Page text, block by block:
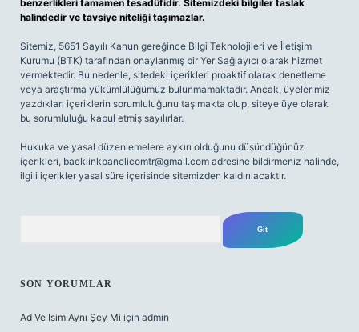
benzerlikleri tamamen tesadüfidir. Sitemizdeki bilgiler taslak
halindedir ve tavsiye niteliği taşımazlar.
Sitemiz, 5651 Sayılı Kanun gereğince Bilgi Teknolojileri ve İletişim
Kurumu (BTK) tarafından onaylanmış bir Yer Sağlayıcı olarak hizmet
vermektedir. Bu nedenle, sitedeki içerikleri proaktif olarak denetleme
veya araştırma yükümlülüğümüz bulunmamaktadır. Ancak, üyelerimiz
yazdıkları içeriklerin sorumluluğunu taşımakta olup, siteye üye olarak
bu sorumluluğu kabul etmiş sayılırlar.
Hukuka ve yasal düzenlemelere aykırı olduğunu düşündüğünüz
içerikleri, backlinkpanelicomtr@gmail.com adresine bildirmeniz halinde,
ilgili içerikler yasal süre içerisinde sitemizden kaldırılacaktır.
SON YORUMLAR
Ad Ve Isim Aynı Şey Mi için admin